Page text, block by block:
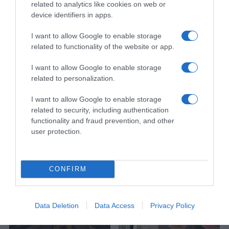
related to analytics like cookies on web or
device identifiers in apps.
I want to allow Google to enable storage
related to functionality of the website or app.
I want to allow Google to enable storage
related to personalization.
I want to allow Google to enable storage
related to security, including authentication
functionality and fraud prevention, and other
user protection.
CONFIRM
Data Deletion Data Access Privacy Policy